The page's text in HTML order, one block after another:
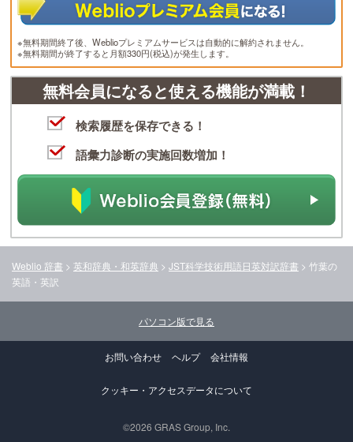
※無料期間終了後、Weblioプレミアムサービスは自動的に解約されません。
※無料期間が終了すると月額330円(税込)が発生します。
無料会員になると使える機能が満載！
検索履歴を保存できる！
語彙力診断の実施回数増加！
Weblio 辞書 > 英和辞典・和英辞典 > JST科学技術用語日英対訳辞書 > 竹葉の
英語・英訳
パソコン版で見る
お問い合わせ ヘルプ 会社情報
クッキー・アクセスデータについて
©2026 GRAS Group, Inc.